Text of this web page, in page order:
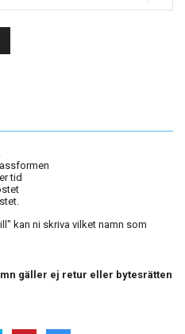
tid
kan ni skriva vilket namn som
gäller ej retur eller bytesrätten